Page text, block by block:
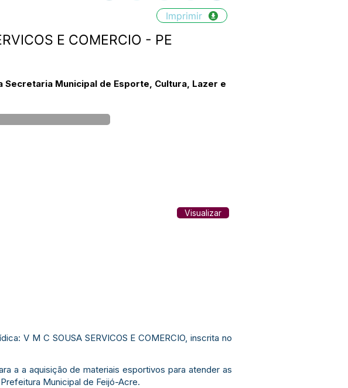
Imprimir
E COMERCIO - PE
Municipal de Esporte, Cultura, Lazer e
Visualizar
V M C SOUSA SERVICOS E COMERCIO, inscrita no
a a aquisição de materiais esportivos para atender as
Municipal de Feijó-Acre.